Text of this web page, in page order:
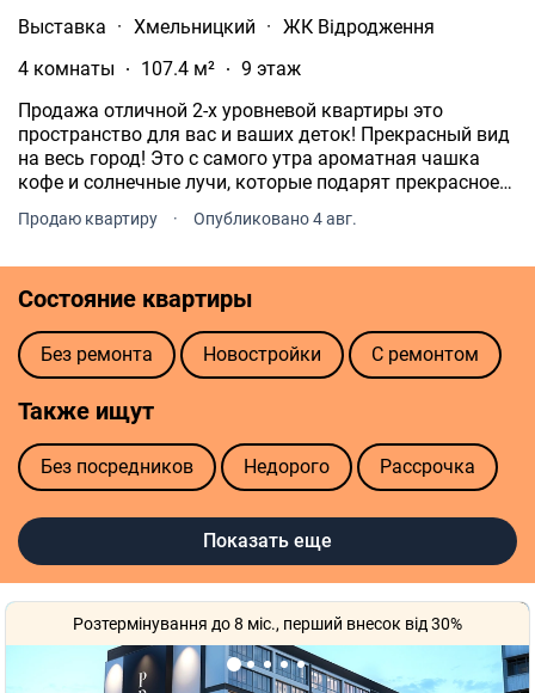
Выставка · Хмельницкий · ЖК Відродження
4 комнаты
107.4 м²
9 этаж
Продажа отличной 2-х уровневой квартиры это
пространство для вас и ваших деток! Прекрасный вид
на весь город! Это с самого утра ароматная чашка
кофе и солнечные лучи, которые подарят прекрасное
настроение на весь день. Поскольку квартира очень
просторная и светлая! Поверх 9 из 10.
Продаю квартиру · Опубликовано 4 авг.
Состояние квартиры
Без ремонта Новостройки С ремонтом
Также ищут
Без посредников Недорого Рассрочка
Показать еще
Розтермінування до 8 міс., перший внесок від 30%